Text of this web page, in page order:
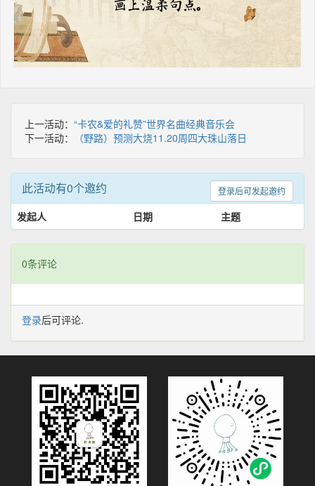
上一活动： “卡农&爱的礼赞”世界名曲经典音乐会
下一活动：
（野路）预测大烧11.20周四大珠山落日
登录后可发起邀约
此活动有0个邀约
发起人 日期 主题
0条评论
登录后可评论.